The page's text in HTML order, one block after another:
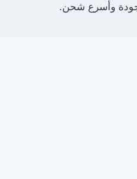
جودة وأسرع شحن.